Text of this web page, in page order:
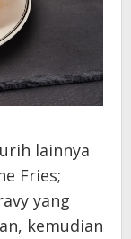
lainnya
Fries;
yang
kemudian